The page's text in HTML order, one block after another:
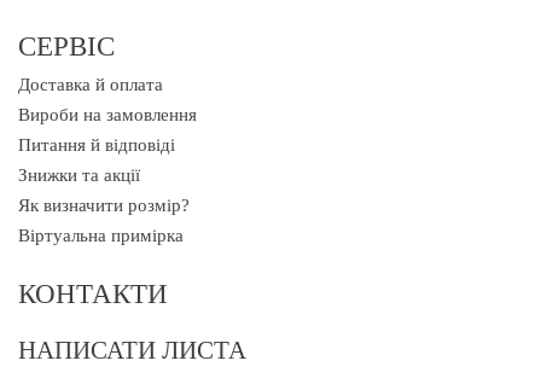
СЕРВІС
Доставка й оплата
Вироби на замовлення
Питання й відповіді
Знижки та акції
Як визначити розмір?
Віртуальна примірка
КОНТАКТИ
НАПИСАТИ ЛИСТА